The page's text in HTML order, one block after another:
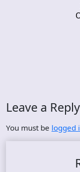
Leave a Reply
You must be logged